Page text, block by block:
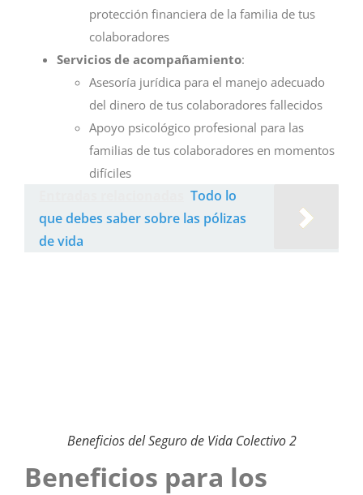
protección financiera de la familia de tus
colaboradores
Servicios de acompañamiento:
Asesoría jurídica para el manejo adecuado
del dinero de tus colaboradores fallecidos
Apoyo psicológico profesional para las
familias de tus colaboradores en momentos
difíciles
Todo lo
que debes saber sobre las pólizas
de vida
Beneficios del Seguro de Vida Colectivo 2
Beneficios para los